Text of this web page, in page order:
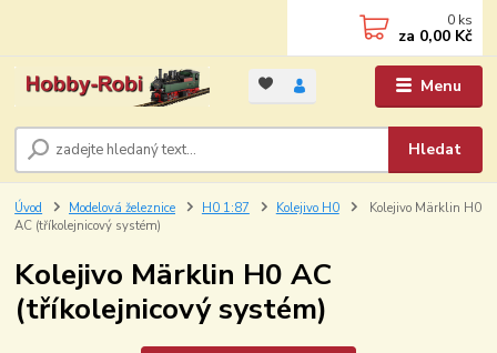
Menu
Hledat
0 ks
za 0,00 Kč
Úvod Modelová železnice H0 1:87 Kolejivo H0
Kolejivo Märklin H0
AC (tříkolejnicový systém)
Kolejivo Märklin H0 AC
(tříkolejnicový systém)